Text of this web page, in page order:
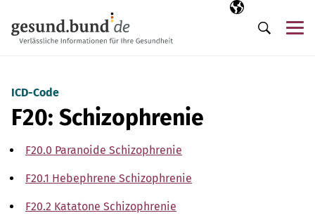
Ausgewählte
DE
Suche
ICD-Code
F20: Schizophrenie
F20.0 Paranoide Schizophrenie
F20.1 Hebephrene Schizophrenie
F20.2 Katatone Schizophrenie